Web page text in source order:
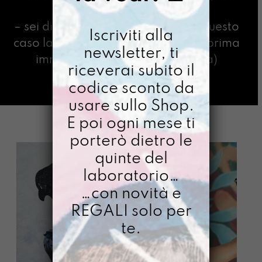
l’Università della Vita)
– sei divorata dall’indecisione (in questo
caso la regola d’oro è scegliere la prima
immagine che ti ha emozionata)
Iscriviti alla
newsletter, ti
riceverai subito il
codice sconto da
usare sullo Shop.
E poi ogni mese ti
porterò dietro le
quinte del
laboratorio…
…con novità e
REGALI solo per
te.